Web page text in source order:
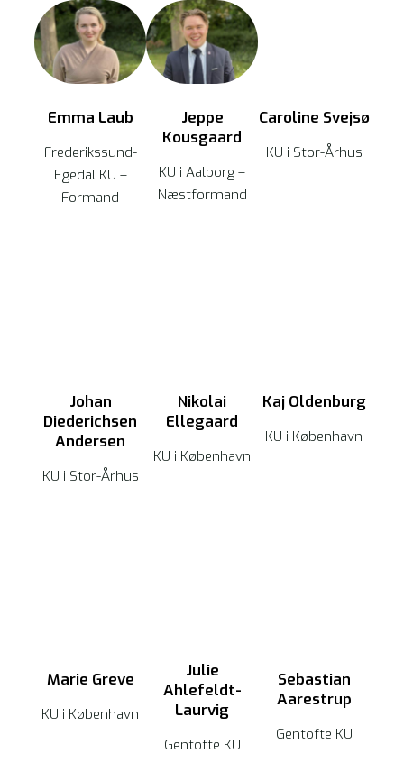
Emma Laub
Frederikssund-
Egedal KU –
Formand
Jeppe
Kousgaard
KU i Aalborg –
Næstformand
Caroline Svejsø
KU i Stor-Århus
Johan
Diederichsen
Andersen
KU i Stor-Århus
Nikolai
Ellegaard
KU i København
Kaj Oldenburg
KU i København
Marie Greve
KU i København
Julie
Ahlefeldt-
Laurvig
Gentofte KU
Sebastian
Aarestrup
Gentofte KU